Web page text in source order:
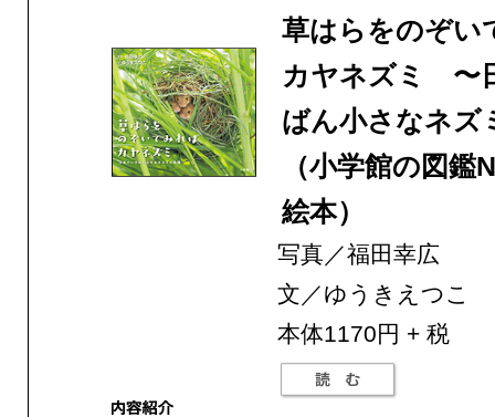
草はらをのぞい
カヤネズミ 〜
ばん小さなネズ
（小学館の図鑑
絵本）
写真／福田幸広
文／ゆうきえつこ
本体1170円 + 税